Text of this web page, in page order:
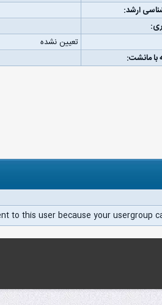
ارشد:
تعیین نشده
با مانشت:
to this user because your usergroup